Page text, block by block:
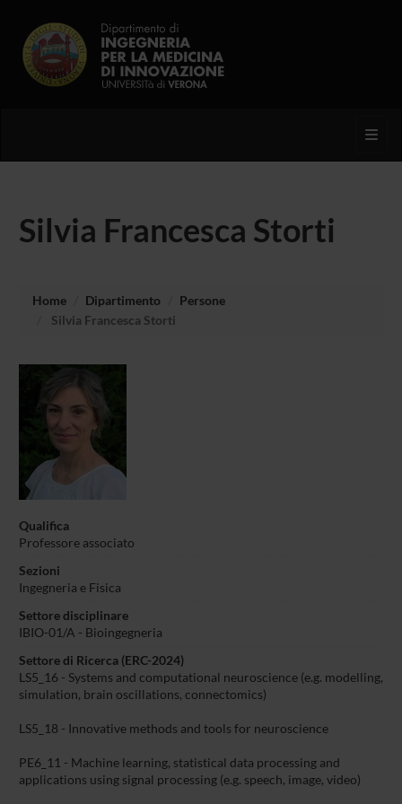
Silvia Francesca Storti
Home Dipartimento
Persone
Silvia Francesca Storti
Qualifica
Professore associato
Sezioni
Ingegneria e Fisica
Settore disciplinare
IBIO-01/A - Bioingegneria
Settore di Ricerca (ERC-2024)
LS5_16 - Systems and computational neuroscience (e.g. modelling,
simulation, brain oscillations, connectomics)
LS5_18 - Innovative methods and tools for neuroscience
PE6_11 - Machine learning, statistical data processing and
applications using signal processing (e.g. speech, image, video)